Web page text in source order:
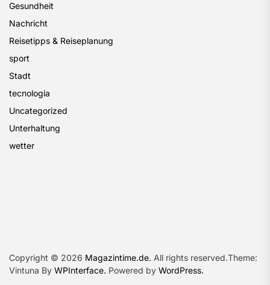
Gesundheit
Nachricht
Reisetipps & Reiseplanung
sport
Stadt
tecnologia
Uncategorized
Unterhaltung
wetter
Copyright © 2026 Magazintime.de. All rights reserved.Theme:
Vintuna By WPInterface. Powered by WordPress.